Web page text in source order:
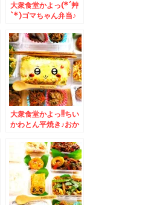
大衆食堂かよっ(*´艸
`*)ゴマちゃん弁当♪
リ・サンゴールドキウ
イ」が美味っ！！
大衆食堂かよっ!!ちい
かわとん平焼き♪おか
堂 日高屋」さんの
「タンメン」近くに日
高屋さんが欲しい件(*
´艸`*)